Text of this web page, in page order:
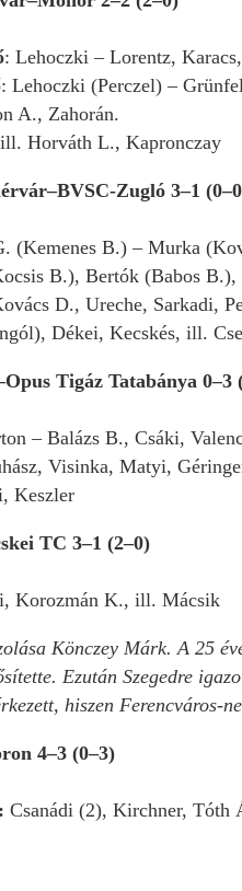
: Lehoczki – Lorentz,
: Lehoczki (Perczel) –
A., Zahorán.
Horváth L., Kapronczay
Zugló 3–1
(Kemenes B.) – Murka
B.), Bertók (Babos
D., Ureche, Sarkadi,
Dékei, Kecskés, ill.
Tigáz Tatabánya 0–3
– Balázs B., Csáki,
Visinka, Matyi,
Keszler
TC 3–1 (2–0)
Korozmán K., ill. Mácsik
Könczey Márk. A 25
Ezután Szegedre
hiszen Ferencváros-
4–3 (0–3)
Csanádi (2), Kirchner,